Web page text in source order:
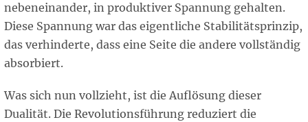
nebeneinander, in produktiver Spannung gehalten.
Diese Spannung war das eigentliche Stabilitätsprinzip,
das verhinderte, dass eine Seite die andere vollständig
absorbiert.
Was sich nun vollzieht, ist die Auflösung dieser
Dualität. Die Revolutionsführung reduziert die